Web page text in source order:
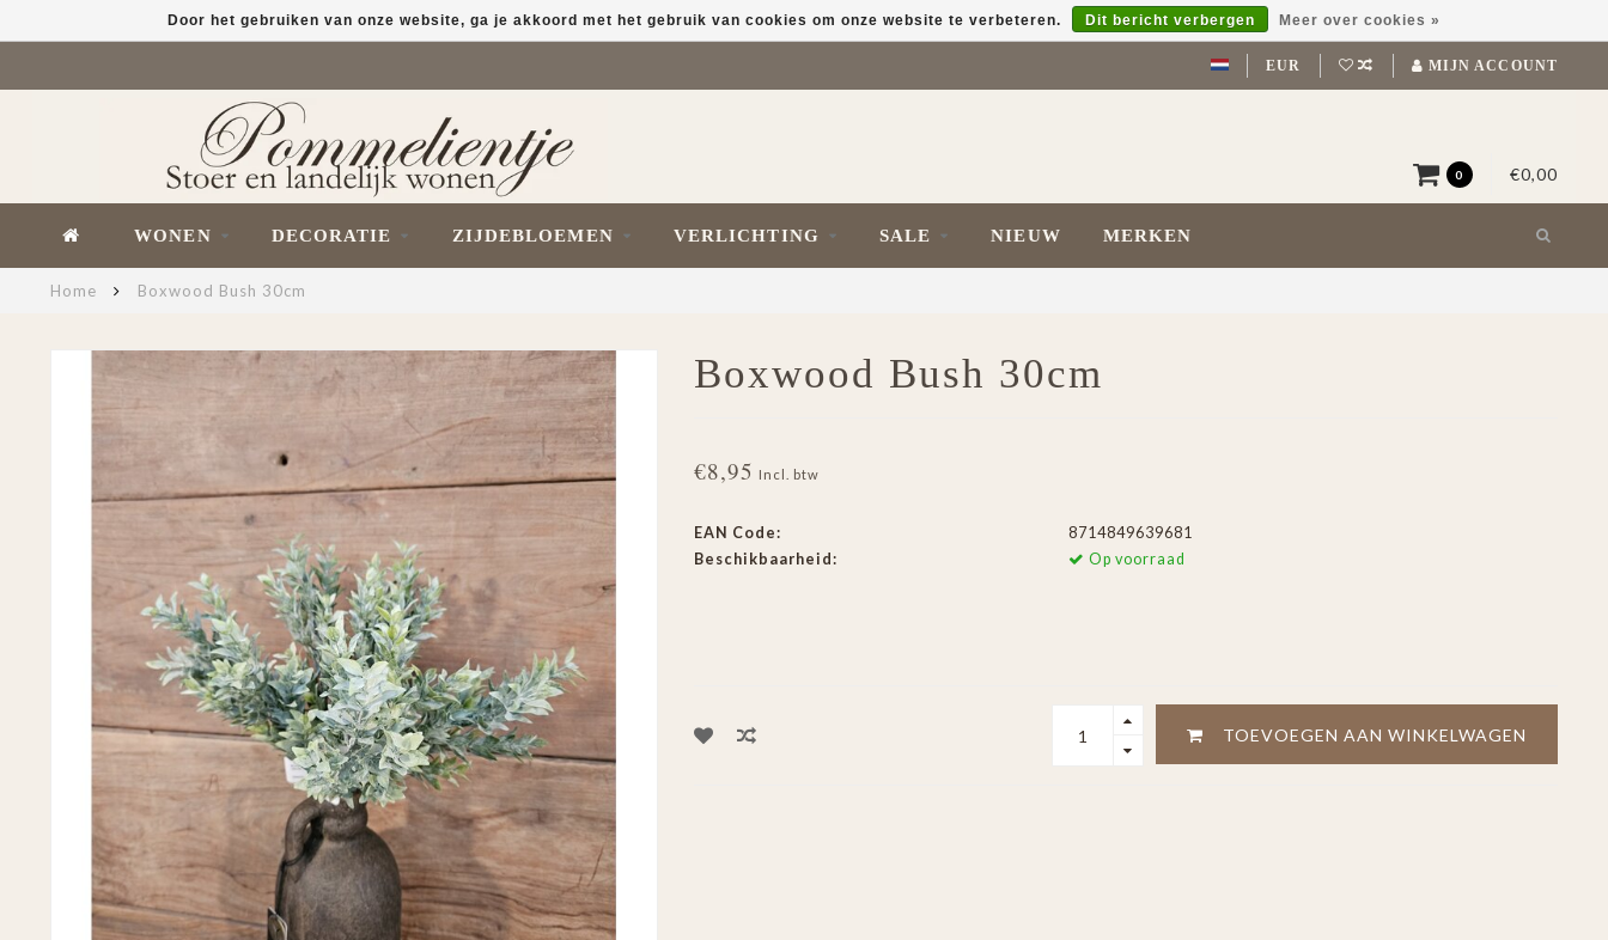
EUR MIJN ACCOUNT
0 €0,00
WONEN DECORATIE ZIJDEBLOEMEN VERLICHTING SALE NIEUW MERKEN
Home Boxwood Bush 30cm
Boxwood Bush 30cm
€8,95 Incl. btw
EAN Code:
8714849639681
Beschikbaarheid:
Op voorraad
TOEVOEGEN AAN WINKELWAGEN
Door het gebruiken van onze website, ga je akkoord met het gebruik van cookies om onze website te verbeteren. Dit bericht verbergen Meer over cookies »